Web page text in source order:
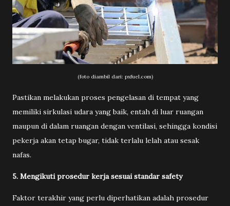
(foto diambil dari: pxfuel.com)
Pastikan melakukan proses pengelasan di tempat yang
memiliki sirkulasi udara yang baik, entah di luar ruangan
maupun di dalam ruangan dengan ventilasi, sehingga kondisi
pekerja akan tetap bugar, tidak terlalu lelah atau sesak
nafas.
5. Mengikuti prosedur kerja sesuai standar safety
Faktor terakhir yang perlu diperhatikan adalah prosedur